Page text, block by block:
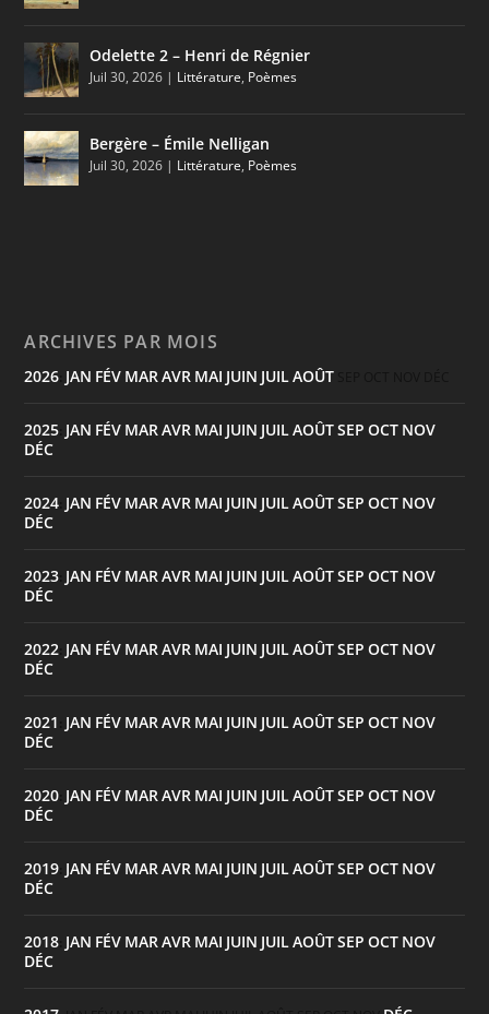
Odelette 2 – Henri de Régnier
Juil 30, 2026 | Littérature, Poèmes
Bergère – Émile Nelligan
Juil 30, 2026 | Littérature, Poèmes
ARCHIVES PAR MOIS
2026 JAN FÉV MARAVR MAI JUIN JUILAOÛT
2025 JAN FÉV MARAVR MAI JUIN JUILAOÛTSEP OCT NOV
DÉC
2024 JAN FÉV MARAVR MAI JUIN JUILAOÛTSEP OCT NOV
DÉC
2023 JAN FÉV MARAVR MAI JUIN JUILAOÛTSEP OCT NOV
DÉC
2022 JAN FÉV MARAVR MAI JUIN JUILAOÛTSEP OCT NOV
DÉC
2021 JAN FÉV MARAVR MAI JUIN JUILAOÛTSEP OCT NOV
DÉC
2020 JAN FÉV MARAVR MAI JUIN JUILAOÛTSEP OCT NOV
DÉC
2019 JAN FÉV MARAVR MAI JUIN JUILAOÛTSEP OCT NOV
DÉC
2018 JAN FÉV MARAVR MAI JUIN JUILAOÛTSEP OCT NOV
DÉC